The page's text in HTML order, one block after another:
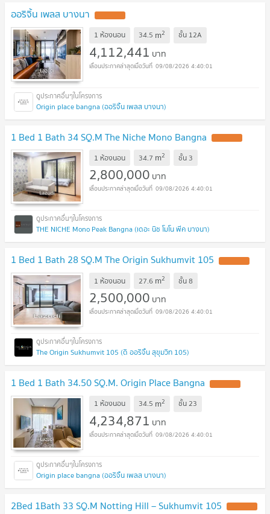
ออริจิ้น เพลส บางนา
1 ห้องนอน 34.5 m2 ชั้น 12A
4,112,441 บาท
09/08/2026 4:40:01
Origin place bangna (ออริจิ้น เพลส บางนา)
1 Bed 1 Bath 34 SQ.M The Niche Mono Bangna
1 ห้องนอน 34.7 m2 ชั้น 3
2,800,000 บาท
09/08/2026 4:40:01
THE NICHE Mono Peak Bangna (เดอะ นิช โมโน พีค บางนา)
1 Bed 1 Bath 28 SQ.M The Origin Sukhumvit 105
1 ห้องนอน 27.6 m2 ชั้น8
2,500,000 บาท
09/08/2026 4:40:01
The Origin Sukhumvit 105 (ดิ ออริจิ้น สุขุมวิท 105)
1 Bed 1 Bath 34.50 SQ.M. Origin Place Bangna
1 ห้องนอน 34.5 m2 ชั้น23
4,234,871 บาท
09/08/2026 4:40:01
Origin place bangna (ออริจิ้น เพลส บางนา)
2Bed 1Bath 33 SQ.M Notting Hill – Sukhumvit 105